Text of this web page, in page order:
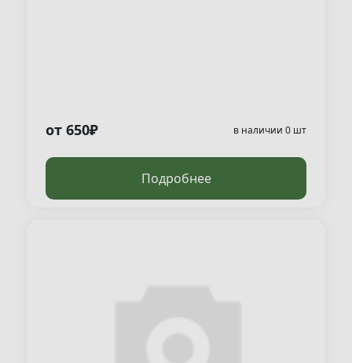
от 650₽ в наличии 0 шт
Подробнее